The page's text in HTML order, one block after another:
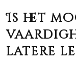
Is het
latere